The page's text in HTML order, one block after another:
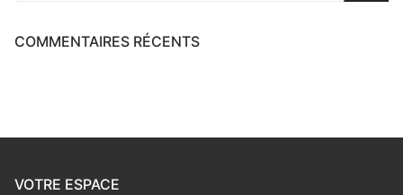
COMMENTAIRES RÉCENTS
VOTRE ESPACE